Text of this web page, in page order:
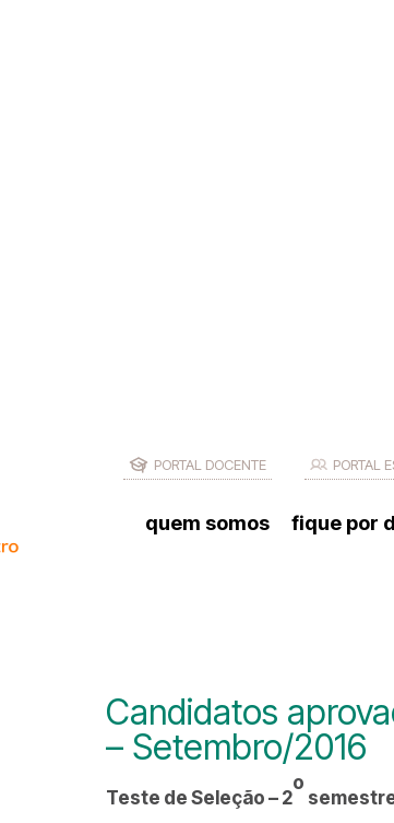
PORTAL DOCENTE PORTAL
quem somos fique por
Candidatos
– Setembro/2016
Teste de Seleção – 2
o